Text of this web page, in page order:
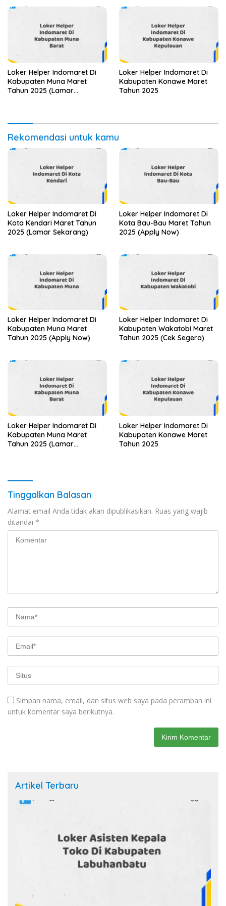
Loker Helper Indomaret Di
Kabupaten Muna Maret
Tahun 2025 (Lamar
Loker Helper Indomaret Di
Kabupaten Konawe Maret
Tahun 2025
Rekomendasi untuk kamu
Loker Helper Indomaret Di
Kota Kendari Maret Tahun
2025 (Lamar Sekarang)
Loker Helper Indomaret Di
Kota Bau-Bau Maret Tahun
2025 (Apply Now)
Loker Helper Indomaret Di
Kabupaten Muna Maret
Tahun 2025 (Apply Now)
Loker Helper Indomaret Di
Kabupaten Wakatobi Maret
Tahun 2025 (Cek Segera)
Loker Helper Indomaret Di
Kabupaten Muna Maret
Tahun 2025 (Lamar
Loker Helper Indomaret Di
Kabupaten Konawe Maret
Tahun 2025
Tinggalkan Balasan
Alamat email Anda tidak akan dipublikasikan. Ruas yang wajib
ditandai *
Simpan nama, email, dan situs web saya pada peramban ini
untuk komentar saya berikutnya.
Artikel Terbaru